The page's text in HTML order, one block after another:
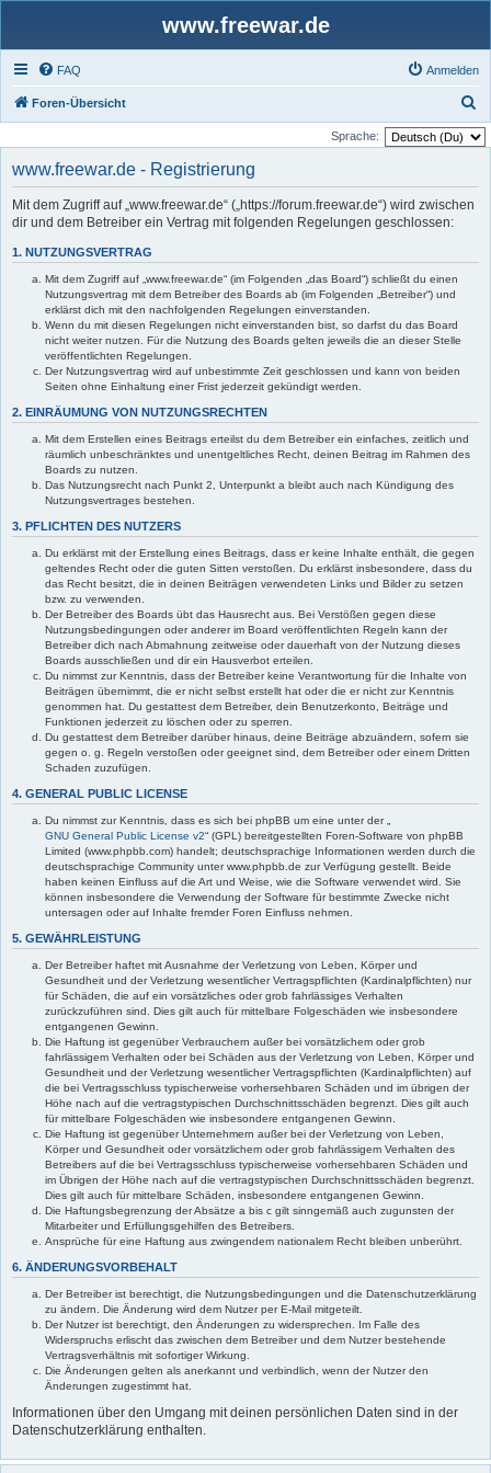
www.freewar.de
FAQ Anmelden
Foren-Übersicht
u
Sprache:
www.freewar.de - Registrierung
Mit dem Zugriff auf „www.freewar.de“ („https://forum.freewar.de“) wird zwischen
dir und dem Betreiber ein Vertrag mit folgenden Regelungen geschlossen:
1. NUTZUNGSVERTRAG
Mit dem Zugriff auf „www.freewar.de“ (im Folgenden „das Board“) schließt du einen
Nutzungsvertrag mit dem Betreiber des Boards ab (im Folgenden „Betreiber“) und
erklärst dich mit den nachfolgenden Regelungen einverstanden.
Wenn du mit diesen Regelungen nicht einverstanden bist, so darfst du das Board
nicht weiter nutzen. Für die Nutzung des Boards gelten jeweils die an dieser Stelle
veröffentlichten Regelungen.
Der Nutzungsvertrag wird auf unbestimmte Zeit geschlossen und kann von beiden
Seiten ohne Einhaltung einer Frist jederzeit gekündigt werden.
2. EINRÄUMUNG VON NUTZUNGSRECHTEN
Mit dem Erstellen eines Beitrags erteilst du dem Betreiber ein einfaches, zeitlich und
räumlich unbeschränktes und unentgeltliches Recht, deinen Beitrag im Rahmen des
Boards zu nutzen.
Das Nutzungsrecht nach Punkt 2, Unterpunkt a bleibt auch nach Kündigung des
Nutzungsvertrages bestehen.
3. PFLICHTEN DES NUTZERS
Du erklärst mit der Erstellung eines Beitrags, dass er keine Inhalte enthält, die gegen
geltendes Recht oder die guten Sitten verstoßen. Du erklärst insbesondere, dass du
das Recht besitzt, die in deinen Beiträgen verwendeten Links und Bilder zu setzen
bzw. zu verwenden.
Der Betreiber des Boards übt das Hausrecht aus. Bei Verstößen gegen diese
Nutzungsbedingungen oder anderer im Board veröffentlichten Regeln kann der
Betreiber dich nach Abmahnung zeitweise oder dauerhaft von der Nutzung dieses
Boards ausschließen und dir ein Hausverbot erteilen.
Du nimmst zur Kenntnis, dass der Betreiber keine Verantwortung für die Inhalte von
Beiträgen übernimmt, die er nicht selbst erstellt hat oder die er nicht zur Kenntnis
genommen hat. Du gestattest dem Betreiber, dein Benutzerkonto, Beiträge und
Funktionen jederzeit zu löschen oder zu sperren.
Du gestattest dem Betreiber darüber hinaus, deine Beiträge abzuändern, sofern sie
gegen o. g. Regeln verstoßen oder geeignet sind, dem Betreiber oder einem Dritten
Schaden zuzufügen.
4. GENERAL PUBLIC LICENSE
Du nimmst zur Kenntnis, dass es sich bei phpBB um eine unter der „
GNU General Public License v2“ (GPL) bereitgestellten Foren-Software von phpBB
Limited (www.phpbb.com) handelt; deutschsprachige Informationen werden durch die
deutschsprachige Community unter www.phpbb.de zur Verfügung gestellt. Beide
haben keinen Einfluss auf die Art und Weise, wie die Software verwendet wird. Sie
können insbesondere die Verwendung der Software für bestimmte Zwecke nicht
untersagen oder auf Inhalte fremder Foren Einfluss nehmen.
5. GEWÄHRLEISTUNG
Der Betreiber haftet mit Ausnahme der Verletzung von Leben, Körper und
Gesundheit und der Verletzung wesentlicher Vertragspflichten (Kardinalpflichten) nur
für Schäden, die auf ein vorsätzliches oder grob fahrlässiges Verhalten
zurückzuführen sind. Dies gilt auch für mittelbare Folgeschäden wie insbesondere
entgangenen Gewinn.
Die Haftung ist gegenüber Verbrauchern außer bei vorsätzlichem oder grob
fahrlässigem Verhalten oder bei Schäden aus der Verletzung von Leben, Körper und
Gesundheit und der Verletzung wesentlicher Vertragspflichten (Kardinalpflichten) auf
die bei Vertragsschluss typischerweise vorhersehbaren Schäden und im übrigen der
Höhe nach auf die vertragstypischen Durchschnittsschäden begrenzt. Dies gilt auch
für mittelbare Folgeschäden wie insbesondere entgangenen Gewinn.
Die Haftung ist gegenüber Unternehmern außer bei der Verletzung von Leben,
Körper und Gesundheit oder vorsätzlichem oder grob fahrlässigem Verhalten des
Betreibers auf die bei Vertragsschluss typischerweise vorhersehbaren Schäden und
im Übrigen der Höhe nach auf die vertragstypischen Durchschnittsschäden begrenzt.
Dies gilt auch für mittelbare Schäden, insbesondere entgangenen Gewinn.
Die Haftungsbegrenzung der Absätze a bis c gilt sinngemäß auch zugunsten der
Mitarbeiter und Erfüllungsgehilfen des Betreibers.
Ansprüche für eine Haftung aus zwingendem nationalem Recht bleiben unberührt.
6. ÄNDERUNGSVORBEHALT
Der Betreiber ist berechtigt, die Nutzungsbedingungen und die Datenschutzerklärung
zu ändern. Die Änderung wird dem Nutzer per E-Mail mitgeteilt.
Der Nutzer ist berechtigt, den Änderungen zu widersprechen. Im Falle des
Widerspruchs erlischt das zwischen dem Betreiber und dem Nutzer bestehende
Vertragsverhältnis mit sofortiger Wirkung.
Die Änderungen gelten als anerkannt und verbindlich, wenn der Nutzer den
Änderungen zugestimmt hat.
Informationen über den Umgang mit deinen persönlichen Daten sind in der
Datenschutzerklärung enthalten.